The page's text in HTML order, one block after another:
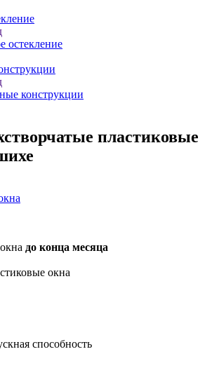
остекление
конструкции
пластиковые
до конца месяца
окна
способность